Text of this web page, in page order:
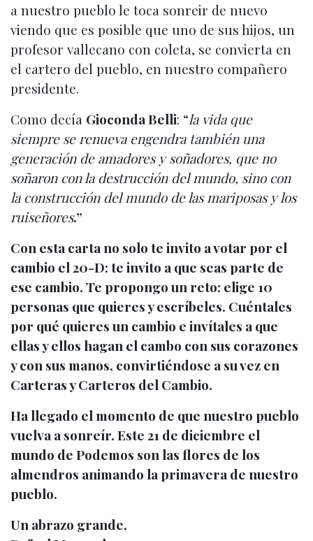
a nuestro pueblo le toca sonreir de nuevo
viendo que es posible que uno de sus hijos, un
profesor vallecano con coleta, se convierta en
el cartero del pueblo, en nuestro compañero
presidente.
Como decía Gioconda Belli: “la vida que
siempre se renueva engendra también una
generación de amadores y soñadores, que no
soñaron con la destrucción del mundo, sino con
la construcción del mundo de las mariposas y los
ruiseñores.”
Con esta carta no solo te invito a votar por el
cambio el 20-D: te invito a que seas parte de
ese cambio. Te propongo un reto: elige 10
personas que quieres y escríbeles. Cuéntales
por qué quieres un cambio e invítales a que
ellas y ellos hagan el cambo con sus corazones
y con sus manos, convirtiéndose a su vez en
Carteras y Carteros del Cambio.
Ha llegado el momento de que nuestro pueblo
vuelva a sonreír. Este 21 de diciembre el
mundo de Podemos son las flores de los
almendros animando la primavera de nuestro
pueblo.
Un abrazo grande,